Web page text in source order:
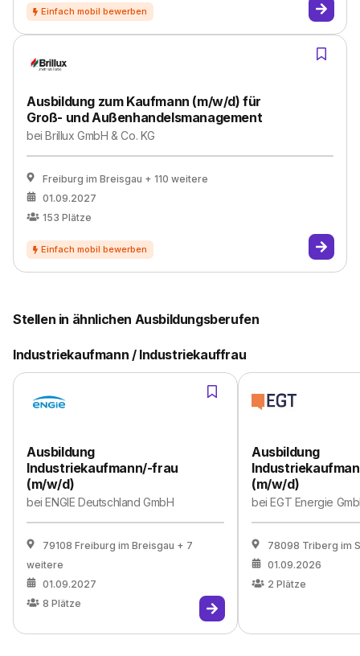
Ausbildung zum Kaufmann (m/w/d) für
Groß- und Außenhandelsmanagement
beiBrillux GmbH & Co. KG
Freiburg im Breisgau + 110 weitere
01.09.2027
153 Plätze
Stellen in ähnlichen Ausbildungsberufen
Industriekaufmann / Industriekauffrau
Ausbildung
Industriekaufmann/-frau
(m/w/d)
beiENGIE Deutschland GmbH
79108 Freiburg im Breisgau + 7
weitere
01.09.2027
8 Plätze
Ausbildung
(m/w/d)
beiEGT Energie
78098 Triberg im
01.09.2026
2 Plätze